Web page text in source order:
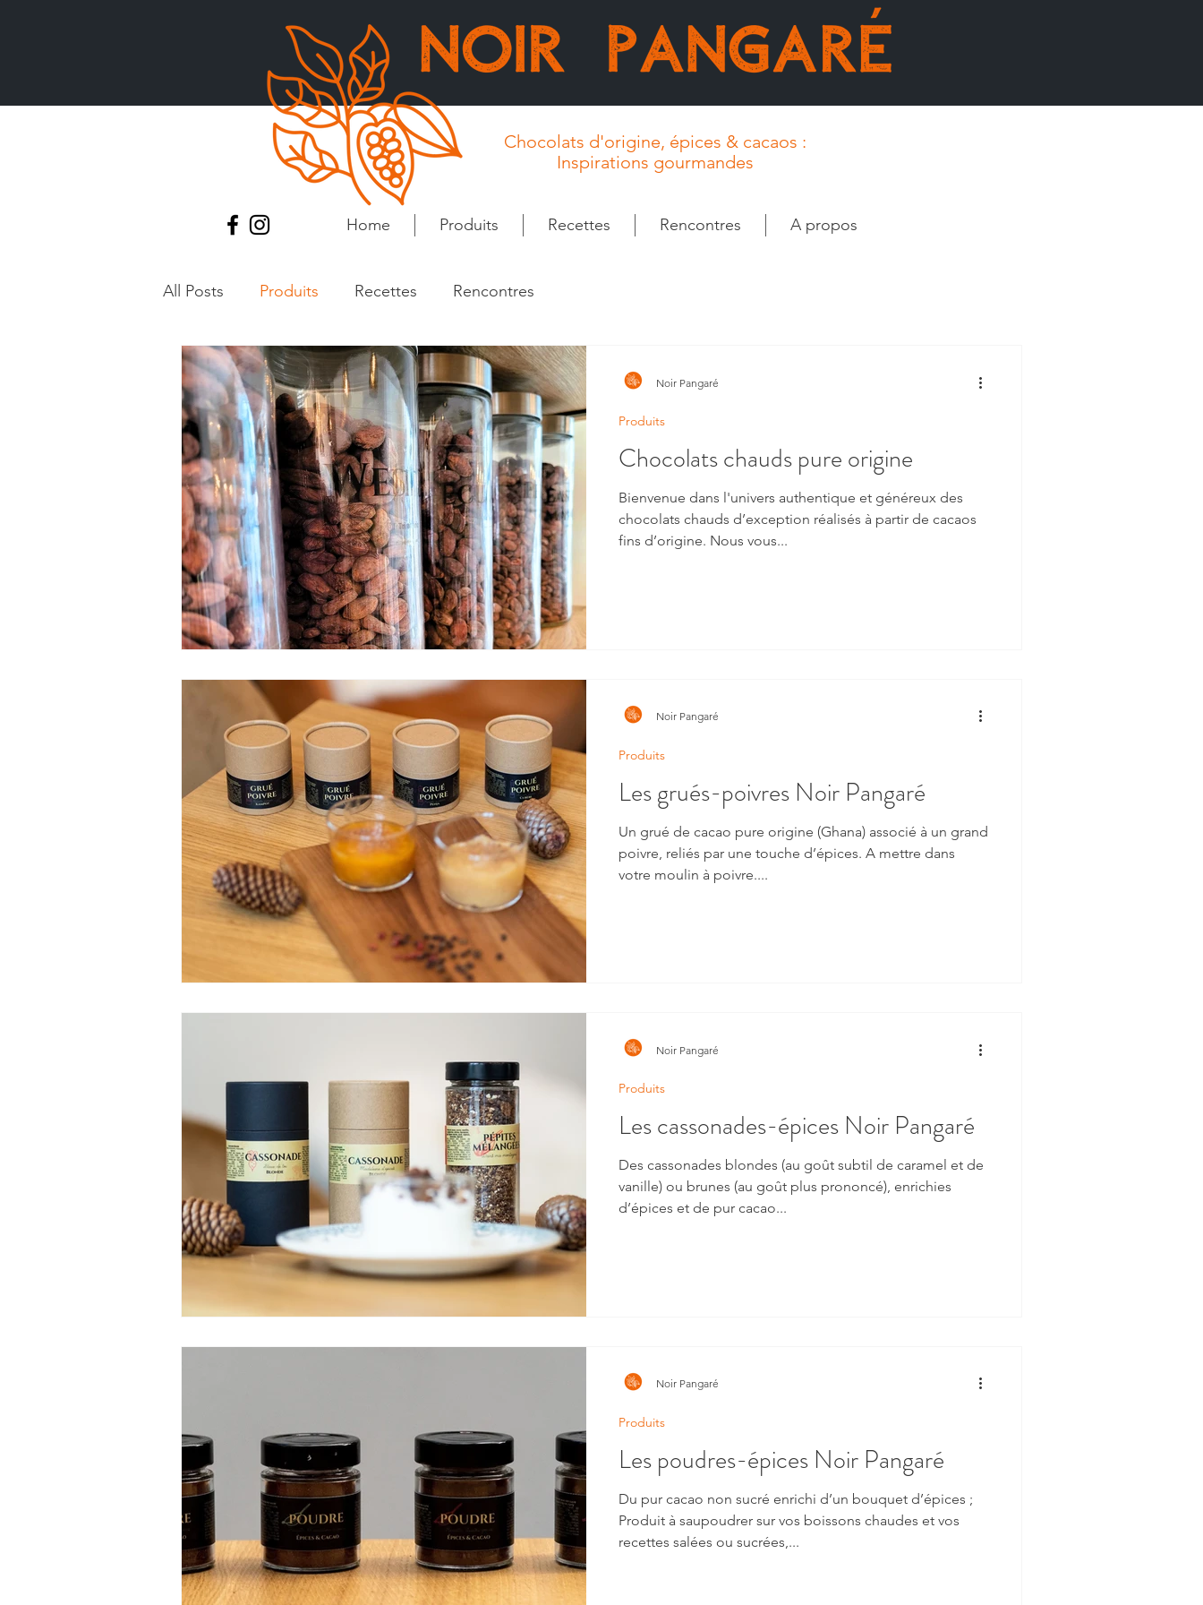
Chocolats d'origine, épices & cacaos :
Inspirations gourmandes
Home Produits Recettes Rencontres A propos
All Posts Produits Recettes Rencontres
Chocolats chauds pure origine
Bienvenue dans l'univers authentique et généreux des
chocolats chauds d’exception réalisés à partir de cacaos
fins d’origine. Nous vous...
Produits
Noir Pangaré
Les grués-poivres Noir Pangaré
Un grué de cacao pure origine (Ghana) associé à un grand
poivre, reliés par une touche d’épices. A mettre dans
votre moulin à poivre....
Produits
Noir Pangaré
Les cassonades-épices Noir Pangaré
Des cassonades blondes (au goût subtil de caramel et de
vanille) ou brunes (au goût plus prononcé), enrichies
d’épices et de pur cacao...
Produits
Noir Pangaré
Les poudres-épices Noir Pangaré
Du pur cacao non sucré enrichi d’un bouquet d’épices ;
Produit à saupoudrer sur vos boissons chaudes et vos
recettes salées ou sucrées,...
Produits
Noir Pangaré